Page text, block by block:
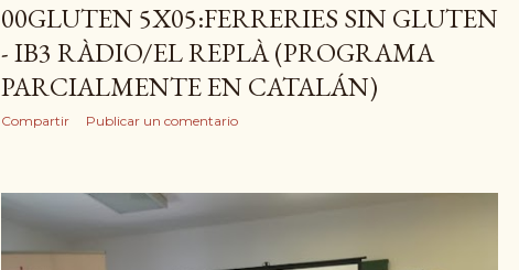
00GLUTEN 5X05:FERRERIES SIN GLUTEN
- IB3 RÀDIO/EL REPLÀ (PROGRAMA
PARCIALMENTE EN CATALÁN)
Compartir Publicar un comentario